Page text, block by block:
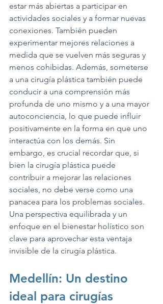
estar más abiertas a participar en
actividades sociales y a formar nuevas
conexiones. También pueden
experimentar mejores relaciones a
medida que se vuelven más seguras y
menos cohibidas. Además, someterse
a una cirugía plástica también puede
conducir a una comprensión más
profunda de uno mismo y a una mayor
autoconciencia, lo que puede influir
positivamente en la forma en que uno
interactúa con los demás. Sin
embargo, es crucial recordar que, si
bien la cirugía plástica puede
contribuir a mejorar las relaciones
sociales, no debe verse como una
panacea para los problemas sociales.
Una perspectiva equilibrada y un
enfoque en el bienestar holístico son
clave para aprovechar esta ventaja
invisible de la cirugía plástica.
Medellín: Un destino
ideal para cirugías